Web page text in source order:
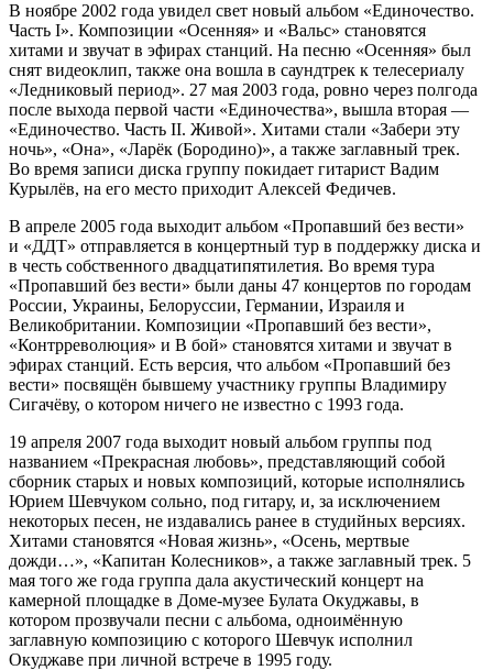
В ноябре 2002 года увидел свет новый альбом «Единочество.
Часть I». Композиции «Осенняя» и «Вальс» становятся
хитами и звучат в эфирах станций. На песню «Осенняя» был
снят видеоклип, также она вошла в саундтрек к телесериалу
«Ледниковый период». 27 мая 2003 года, ровно через полгода
после выхода первой части «Единочества», вышла вторая —
«Единочество. Часть II. Живой». Хитами стали «Забери эту
ночь», «Она», «Ларёк (Бородино)», а также заглавный трек.
Во время записи диска группу покидает гитарист Вадим
Курылёв, на его место приходит Алексей Федичев.
В апреле 2005 года выходит альбом «Пропавший без вести»
и «ДДТ» отправляется в концертный тур в поддержку диска и
в честь собственного двадцатипятилетия. Во время тура
«Пропавший без вести» были даны 47 концертов по городам
России, Украины, Белоруссии, Германии, Израиля и
Великобритании. Композиции «Пропавший без вести»,
«Контрреволюция» и В бой» становятся хитами и звучат в
эфирах станций. Есть версия, что альбом «Пропавший без
вести» посвящён бывшему участнику группы Владимиру
Сигачёву, о котором ничего не известно с 1993 года.
19 апреля 2007 года выходит новый альбом группы под
названием «Прекрасная любовь», представляющий собой
сборник старых и новых композиций, которые исполнялись
Юрием Шевчуком сольно, под гитару, и, за исключением
некоторых песен, не издавались ранее в студийных версиях.
Хитами становятся «Новая жизнь», «Осень, мертвые
дожди…», «Капитан Колесников», а также заглавный трек. 5
мая того же года группа дала акустический концерт на
камерной площадке в Доме-музее Булата Окуджавы, в
котором прозвучали песни с альбома, одноимённую
заглавную композицию с которого Шевчук исполнил
Окуджаве при личной встрече в 1995 году.